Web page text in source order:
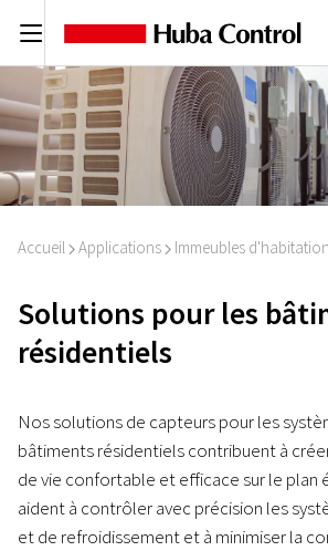
C
Accueil I Applications I Immeubles d'habitation
Solutions pour les
résidentiels
Nos solutions de capteurs pour les
bâtiments résidentiels contribuent à
de vie confortable et efficace sur le plan
aident à contrôler avec précision les
et de refroidissement et à minimiser la